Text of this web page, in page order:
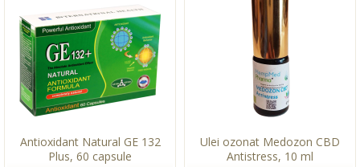
Antioxidant Natural GE 132
Plus, 60 capsule
Ulei ozonat Medozon CBD
Antistress, 10 ml